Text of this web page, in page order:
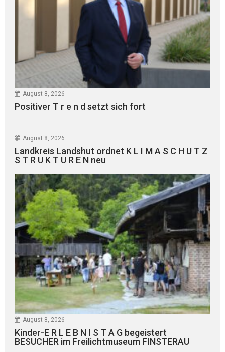
August 8, 2026
Positiver T r e n d setzt sich fort
August 8, 2026
Landkreis Landshut ordnet K L I M A S C H U T Z
S T R U K T U R E N neu
August 8, 2026
Kinder-E R L E B N I S T A G begeistert
BESUCHER im Freilichtmuseum FINSTERAU